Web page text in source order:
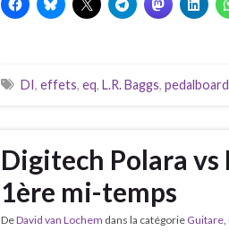
DI, effets, eq, L.R. Baggs, pedalboard
Digitech Polara vs
1ère mi-temps
DeDavid van Lochem dans la catégorie Guitare,